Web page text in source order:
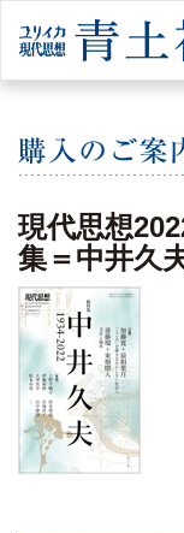
現代思想
集＝中井久